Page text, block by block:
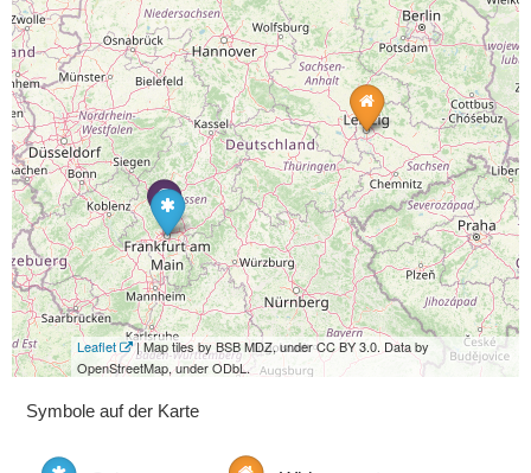
Leaflet
| Map tiles by BSB MDZ, under CC BY 3.0. Data by
OpenStreetMap, under ODbL.
Symbole auf der Karte